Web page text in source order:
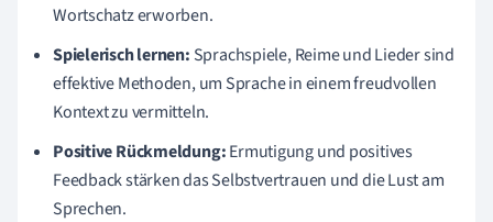
Wortschatz erworben.
Spielerisch lernen: Sprachspiele, Reime und Lieder sind
effektive Methoden, um Sprache in einem freudvollen
Kontext zu vermitteln.
Positive Rückmeldung:Ermutigung und positives
Feedback stärken das Selbstvertrauen und die Lust am
Sprechen.